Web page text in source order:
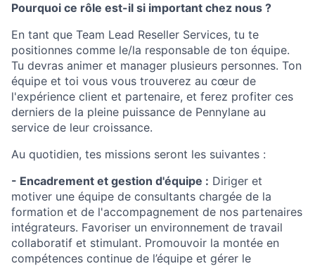
Pourquoi ce rôle est-il si important chez nous ?
En tant que Team Lead Reseller Services, tu te
positionnes comme le/la responsable de ton équipe.
Tu devras animer et manager plusieurs personnes. Ton
équipe et toi vous vous trouverez au cœur de
l'expérience client et partenaire, et ferez profiter ces
derniers de la pleine puissance de Pennylane au
service de leur croissance.
Au quotidien, tes missions seront les suivantes :
- Encadrement et gestion d'équipe : Diriger et
motiver une équipe de consultants chargée de la
formation et de l'accompagnement de nos partenaires
intégrateurs. Favoriser un environnement de travail
collaboratif et stimulant. Promouvoir la montée en
compétences continue de l’équipe et gérer le